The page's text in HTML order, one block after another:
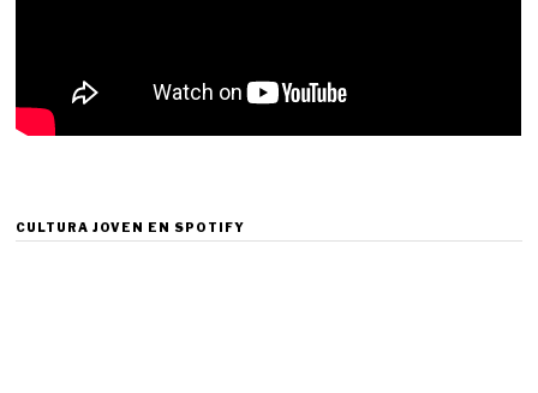
CULTURA JOVEN EN SPOTIFY